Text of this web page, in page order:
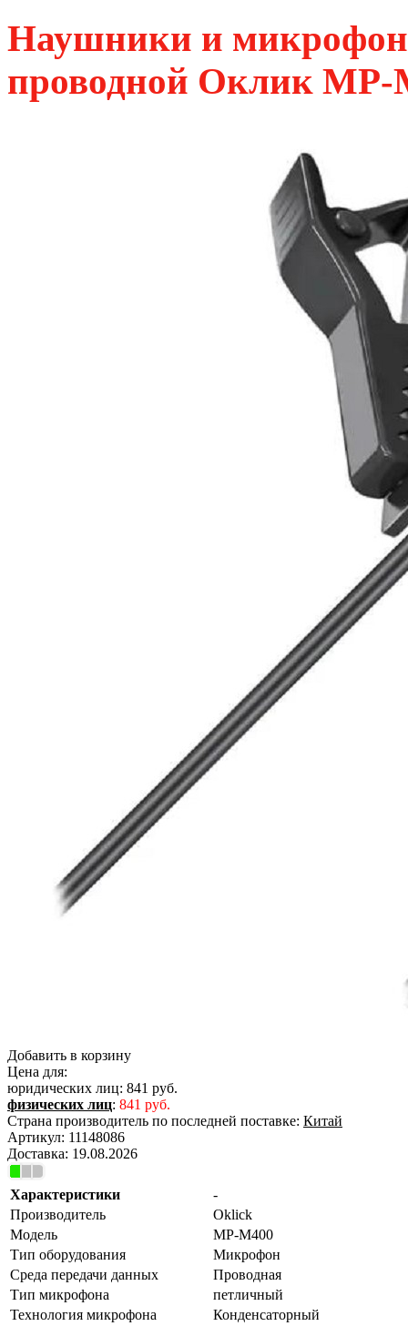
Наушники и
проводной Оклик
Добавить в корзину
Цена для:
юридических лиц: 841 руб.
физических лиц: 841 руб.
Страна производитель по последней поставке: Китай
Артикул: 11148086
Доставка: 19.08.2026
Характеристики
-
Производитель
Oklick
Модель
MP-M400
Тип оборудования
Микрофон
Среда передачи данных
Проводная
Тип микрофона
петличный
Технология микрофона
Конденсаторный